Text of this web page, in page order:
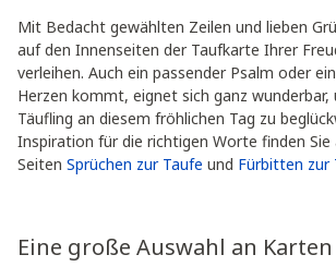
Mit Bedacht gewählten Zeilen und lieben
auf den Innenseiten der Taufkarte Ihrer
verleihen. Auch ein passender Psalm oder
Herzen kommt, eignet sich ganz wunderbar,
Täufling an diesem fröhlichen Tag zu
Inspiration für die richtigen Worte finden Sie
Seiten Sprüchen zur Taufe und Fürbitten zur
Eine große Auswahl an